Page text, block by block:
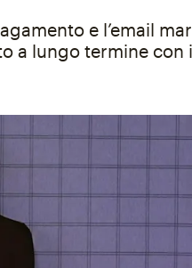
e l’email
a lungo termine con